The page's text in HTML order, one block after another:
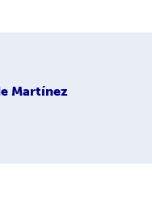
Martínez